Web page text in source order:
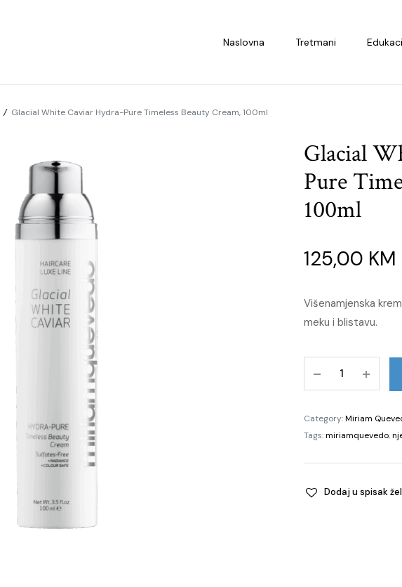
Naslovna Tretmani
/ Glacial White Caviar Hydra-Pure Timeless Beauty Cream, 100ml
Glacial
Pure
100ml
125,00 KM
Višenamjenska
meku i blistavu.
White
Hydra-
Pure
Beauty
100ml
Category:Miriam
Tags:miriamquevedo,
Dodaj u spisak